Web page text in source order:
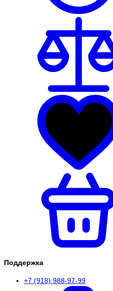
Поддержка
+7 (918) 988-97-99